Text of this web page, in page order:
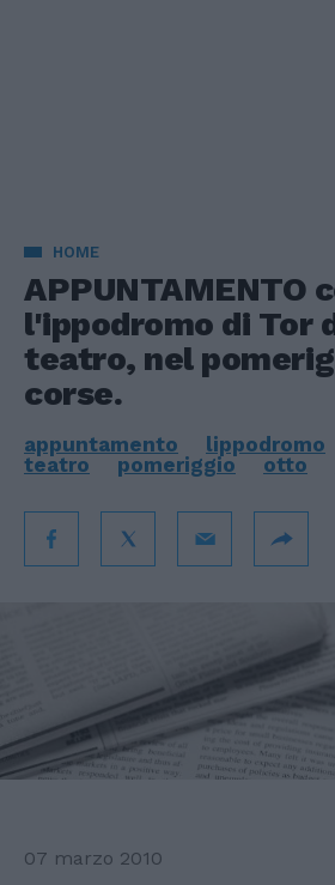
HOME
APPUNTAMENTO
l'ippodromo di Tor
teatro, nel
corse.
appuntamento lippodromo
teatro
pomeriggio otto
07 marzo 2010